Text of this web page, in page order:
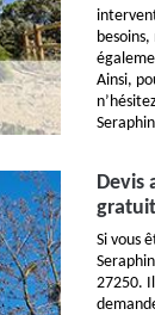
Ainsi,
Devis
gratuit
Si vous
27250.